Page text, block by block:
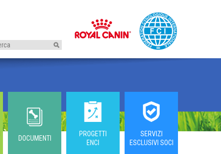
DOCUMENTI
PROGETTI
ENCI
SERVIZI
ESCLUSIVI SOCI